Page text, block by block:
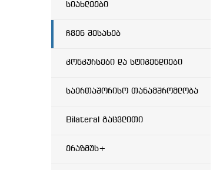
სიახლეები
ჩვენ შესახებ
კონკურსები და სტიპენდიები
საერთაშორისო თანამშრომლობა
Bilateral გაცვლითი
ერაზმუს+